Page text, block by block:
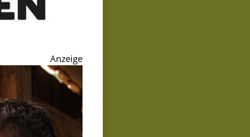
Anzeige